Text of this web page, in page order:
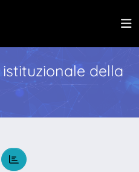
della